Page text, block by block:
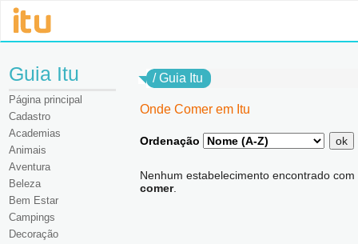
/Guia Itu
Onde Comer em Itu
Ordenação ok
Nenhum estabelecimento encontrado
comer.
Guia Itu
Página principal
Cadastro
Academias
Animais
Aventura
Beleza
Bem Estar
Campings
Decoração